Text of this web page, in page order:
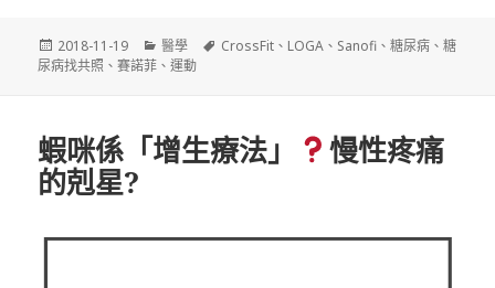
發
佈
2018-11-19
分
類
醫學
標
CrossFit 、 LOGA 、 Sanofi 、糖尿病 、糖
尿病找共照 、賽諾菲 、運動
蝦咪係「增生療法」
慢性疼痛
的剋星?